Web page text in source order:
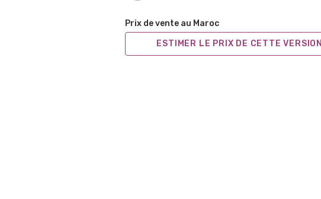
Prix de vente au Maroc
ESTIMER LE PRIX DE CETTE VERSION